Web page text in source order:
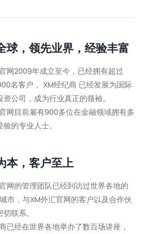
球，领先业界，经验丰富
网2009年成立至今，已经拥有超过
名客户， XM经纪商 已经发展为国际
资公司，成为行业真正的领袖。
网目前雇有900多位在金融领域拥有多
的专业人士。
本，客户至上
网的管理团队已经到访过世界各地的
市，与XM外汇官网的客户以及合作伙
联系。
已经在世界各地举办了数百场讲座，